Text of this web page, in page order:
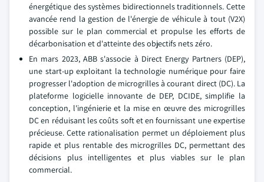
énergétique des systèmes bidirectionnels traditionnels. Cette
avancée rend la gestion de l'énergie de véhicule à tout (V2X)
possible sur le plan commercial et propulse les efforts de
décarbonisation et d'atteinte des objectifs nets zéro.
En mars 2023, ABB s'associe à Direct Energy Partners (DEP),
une start-up exploitant la technologie numérique pour faire
progresser l'adoption de microgrilles à courant direct (DC). La
plateforme logicielle innovante de DEP, DCIDE, simplifie la
conception, l'ingénierie et la mise en œuvre des microgrilles
DC en réduisant les coûts soft et en fournissant une expertise
précieuse. Cette rationalisation permet un déploiement plus
rapide et plus rentable des microgrilles DC, permettant des
décisions plus intelligentes et plus viables sur le plan
commercial.